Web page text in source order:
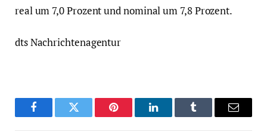
real um 7,0 Prozent und nominal um 7,8 Prozent.
dts Nachrichtenagentur
FacebookTwitter Pinterest LinkedInTumblr Email